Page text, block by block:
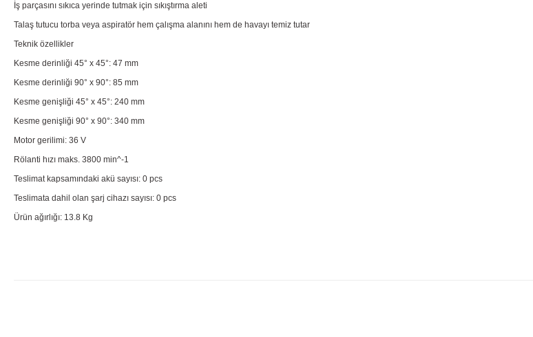
İş parçasını sıkıca yerinde tutmak için sıkıştırma aleti
Talaş tutucu torba veya aspiratör hem çalışma alanını hem de havayı temiz tutar
Teknik özellikler
Kesme derinliği 45° x 45°: 47 mm
Kesme derinliği 90° x 90°: 85 mm
Kesme genişliği 45° x 45°: 240 mm
Kesme genişliği 90° x 90°: 340 mm
Motor gerilimi: 36 V
Rölanti hızı maks. 3800 min^-1
Teslimat kapsamındaki akü sayısı: 0 pcs
Teslimata dahil olan şarj cihazı sayısı: 0 pcs
Ürün ağırlığı: 13.8 Kg